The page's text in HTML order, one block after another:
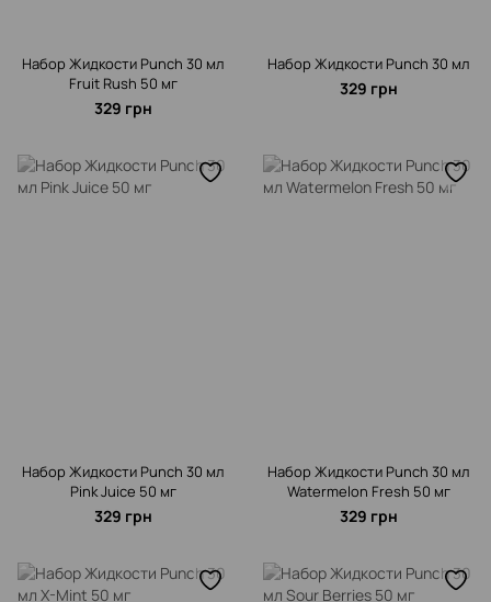
Набор Жидкости Punch 30 мл
Fruit Rush 50 мг
329 грн
Набор Жидкости Punch 30 мл
329 грн
Набор Жидкости Punch 30 мл
Pink Juice 50 мг
329 грн
Набор Жидкости Punch 30 мл
Watermelon Fresh 50 мг
329 грн